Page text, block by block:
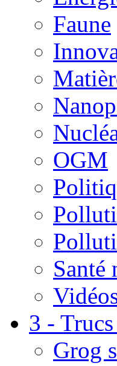
Faune
OGM
Santé
3 -
Grog